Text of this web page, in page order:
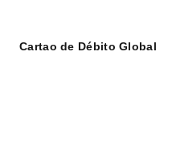
Cartao de Débito Global